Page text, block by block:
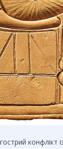
конфлікт